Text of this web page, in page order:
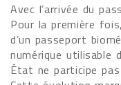
Avec l’arrivée du
Pour la première
d’un passeport
numérique utilisable
État ne participe